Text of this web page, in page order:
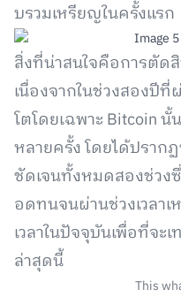
บรวมเหรียญในครั้งแรก
สิ่งที่น่าสนใจคือการตัด
เนื่องจากในช่วงสองปี
โตโดยเฉพาะ Bitcoin
หลายครั้ง โดยได้ปราก
ชัดเจนทั้งหมดสองช่วง
อดทนจนผ่านช่วงเวลา
เวลาในปัจจุบันเพื่อที่จะ
ล่าสุดนี้
This